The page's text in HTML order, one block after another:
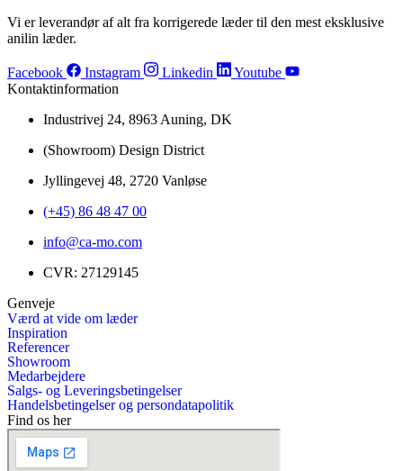
Vi er leverandør af alt fra korrigerede læder til den mest eksklusive
anilin læder.
Facebook Instagram Linkedin
Youtube
Kontaktinformation
Industrivej 24, 8963 Auning, DK
(Showroom) Design District
Jyllingevej 48, 2720 Vanløse
(+45) 86 48 47 00
info@ca-mo.com
CVR: 27129145
Genveje
Værd at vide om læder
Inspiration
Referencer
Showroom
Medarbejdere
Salgs- og Leveringsbetingelser
Handelsbetingelser og persondatapolitik
Find os her